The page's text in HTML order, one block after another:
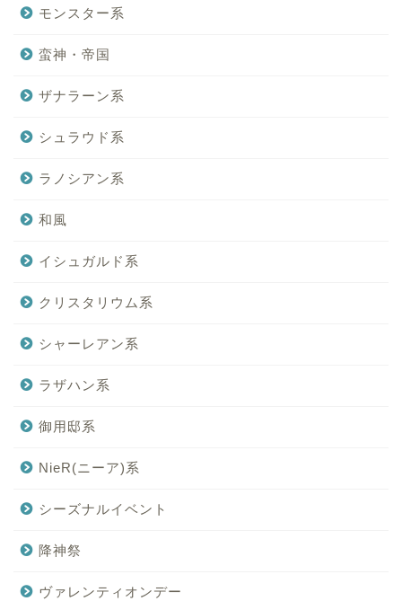
モンスター系
蛮神・帝国
ザナラーン系
シュラウド系
ラノシアン系
和風
イシュガルド系
クリスタリウム系
シャーレアン系
ラザハン系
御用邸系
NieR(ニーア)系
シーズナルイベント
降神祭
ヴァレンティオンデー